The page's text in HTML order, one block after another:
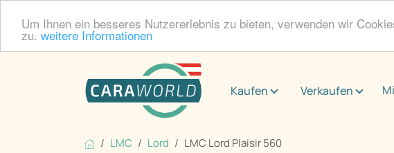
Um Ihnen ein besseres Nutzererlebnis zu bieten, verwenden wir
zu. weitere Informationen
Kaufen Verkaufen
LMC Lord LMC Lord Plaisir 560